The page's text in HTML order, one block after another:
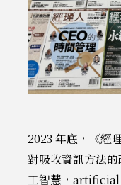
2023 年底，《經
對吸收資訊方法
工智慧，